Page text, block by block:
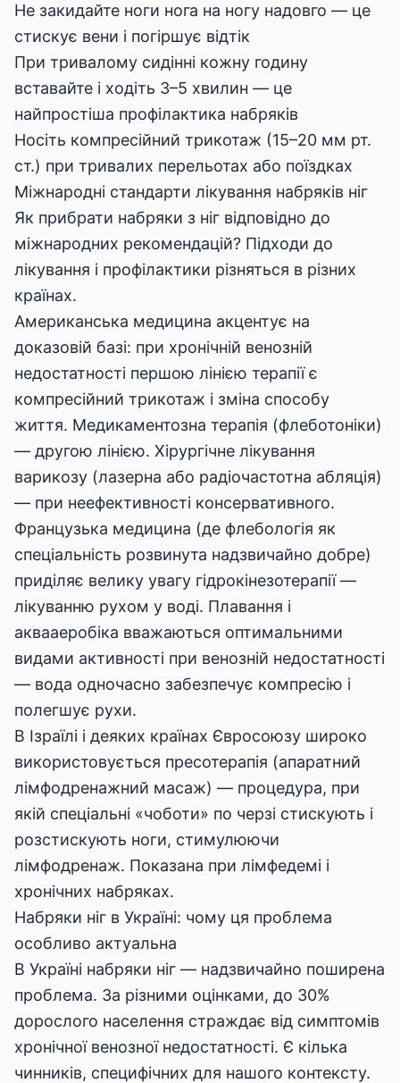
Не закидайте ноги нога на ногу надовго — це
стискує вени і погіршує відтік
При тривалому сидінні кожну годину
вставайте і ходіть 3–5 хвилин — це
найпростіша профілактика набряків
Носіть компресійний трикотаж (15–20 мм рт.
ст.) при тривалих перельотах або поїздках
Міжнародні стандарти лікування набряків ніг
Як прибрати набряки з ніг відповідно до
міжнародних рекомендацій? Підходи до
лікування і профілактики різняться в різних
країнах.
Американська медицина акцентує на
доказовій базі: при хронічній венозній
недостатності першою лінією терапії є
компресійний трикотаж і зміна способу
життя. Медикаментозна терапія (флеботоніки)
— другою лінією. Хірургічне лікування
варикозу (лазерна або радіочастотна абляція)
— при неефективності консервативного.
Французька медицина (де флебологія як
спеціальність розвинута надзвичайно добре)
приділяє велику увагу гідрокінезотерапії —
лікуванню рухом у воді. Плавання і
аквааеробіка вважаються оптимальними
видами активності при венозній недостатності
— вода одночасно забезпечує компресію і
полегшує рухи.
В Ізраїлі і деяких країнах Євросоюзу широко
використовується пресотерапія (апаратний
лімфодренажний масаж) — процедура, при
якій спеціальні «чоботи» по черзі стискують і
розстискують ноги, стимулюючи
лімфодренаж. Показана при лімфедемі і
хронічних набряках.
Набряки ніг в Україні: чому ця проблема
особливо актуальна
В Україні набряки ніг — надзвичайно поширена
проблема. За різними оцінками, до 30%
дорослого населення страждає від симптомів
хронічної венозної недостатності. Є кілька
чинників, специфічних для нашого контексту.